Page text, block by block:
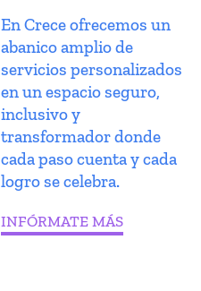
En Crece ofrecemos un
abanico amplio de
servicios personalizados
en un espacio seguro,
inclusivo y
transformador donde
cada paso cuenta y cada
logro se celebra.
INFÓRMATE MÁS